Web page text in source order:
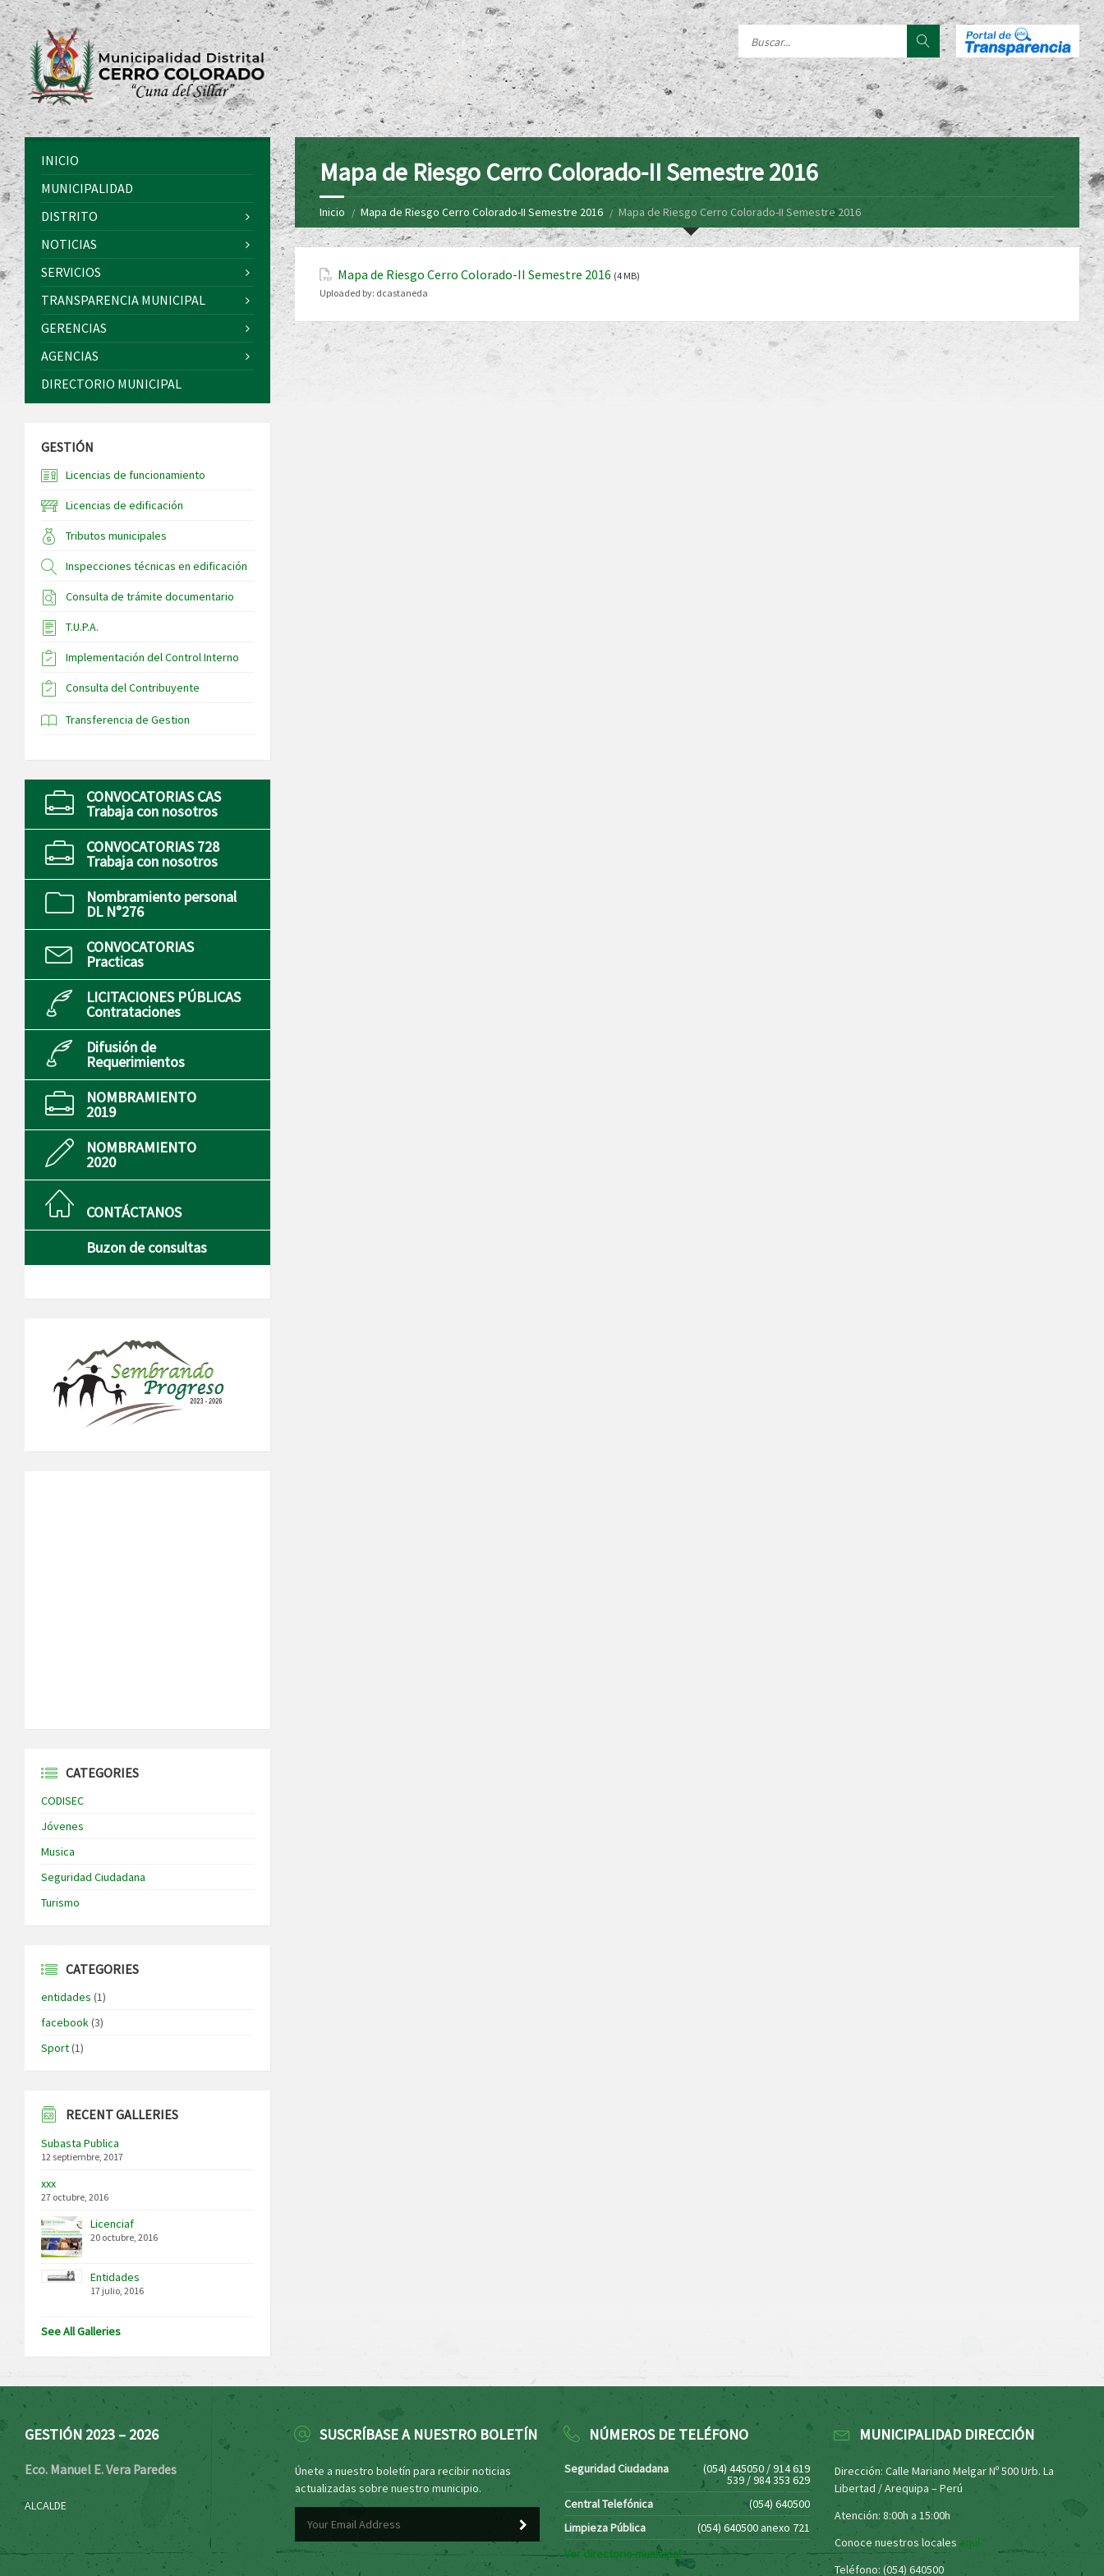
Mapa de Riesgo Cerro Colorado-II Semestre 2016
Inicio Mapa de Riesgo Cerro Colorado-II Semestre 2016 Mapa de Riesgo Cerro Colorado-II Semestre 2016
Mapa de Riesgo Cerro Colorado-II Semestre 2016 (4 MB)
Uploaded by: dcastaneda
INICIO
MUNICIPALIDAD
DISTRITO
NOTICIAS
SERVICIOS
TRANSPARENCIA MUNICIPAL
GERENCIAS
AGENCIAS
DIRECTORIO MUNICIPAL
GESTIÓN
Licencias de funcionamiento
Licencias de edificación
Tributos municipales
Inspecciones técnicas en edificación
Consulta de trámite documentario
T.U.P.A.
Implementación del Control Interno
Consulta del Contribuyente
Transferencia de Gestion
CONVOCATORIAS CAS
Trabaja con nosotros
CONVOCATORIAS 728
Trabaja con nosotros
Nombramiento personal
DL N°276
CONVOCATORIAS
Practicas
LICITACIONES PÚBLICAS
Contrataciones
Difusión de
Requerimientos
NOMBRAMIENTO
2019
NOMBRAMIENTO
2020
CONTÁCTANOS
Buzon de consultas
CATEGORIES
CODISEC
Jóvenes
Musica
Seguridad Ciudadana
Turismo
CATEGORIES
entidades (1)
facebook(3)
Sport(1)
RECENT GALLERIES
Subasta Publica
12 septiembre, 2017
xxx
27 octubre, 2016
Licenciaf
20 octubre, 2016
Entidades
17 julio, 2016
See All Galleries
GESTIÓN 2023 – 2026
Eco. Manuel E. Vera Paredes
ALCALDE
SUSCRÍBASE A NUESTRO BOLETÍN
Únete a nuestro boletín para recibir noticias
actualizadas sobre nuestro municipio.
NÚMEROS DE TELÉFONO
Seguridad Ciudadana (054) 445050 / 914 619
539 / 984 353 629
Central Telefónica
(054) 640500
Limpieza Pública
(054) 640500 anexo 721
Ver directorio municipal
MUNICIPALIDAD DIRECCIÓN
Dirección: Calle Mariano Melgar Nº 500 Urb. La
Libertad / Arequipa – Perú
Atención: 8:00h a 15:00h
Conoce nuestros locales aquí
Teléfono: (054) 640500